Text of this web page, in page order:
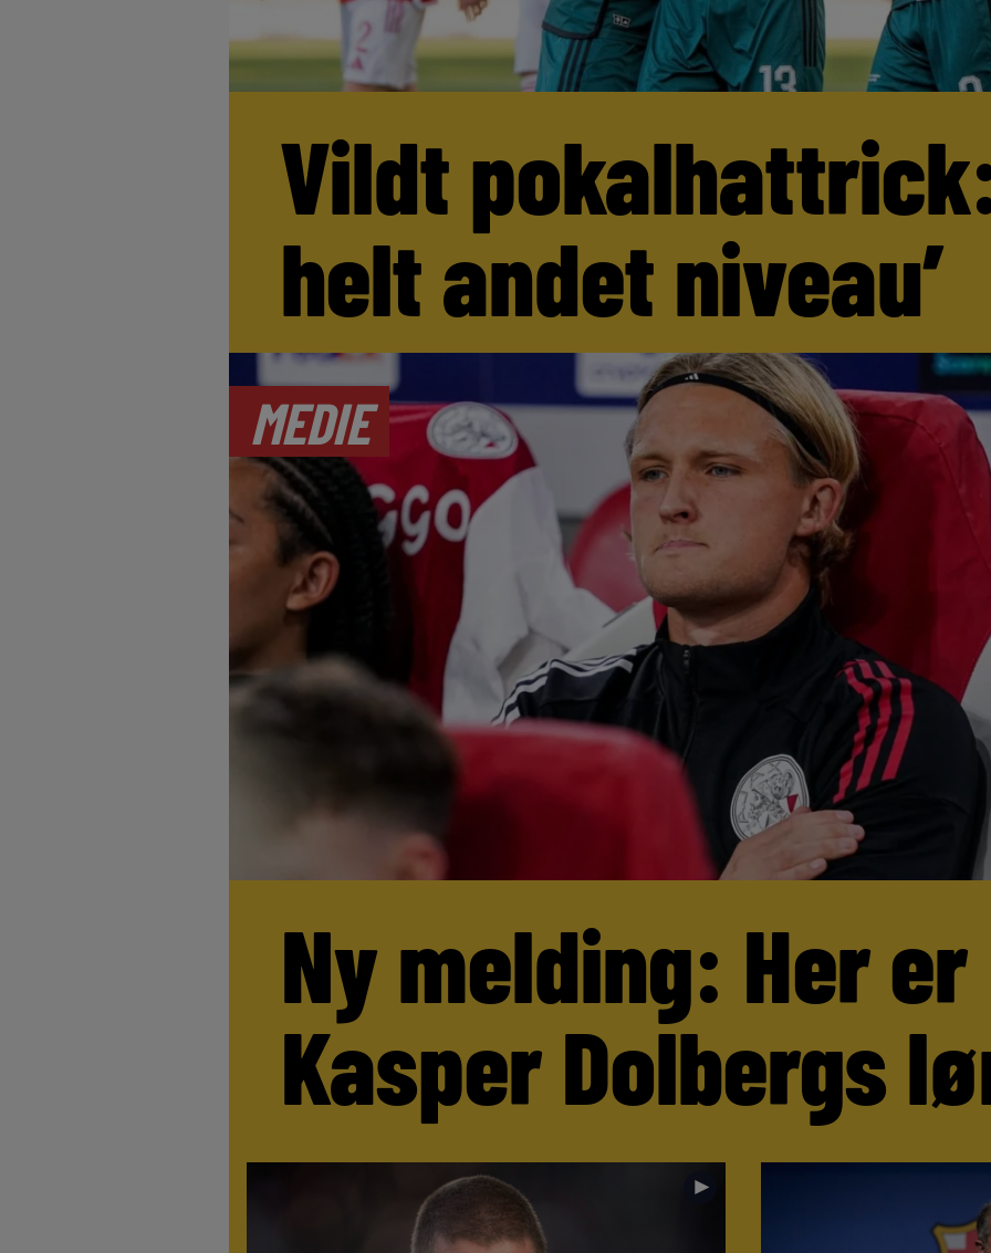
Vildt
helt andet niveau’
MEDIE
Ny melding: Her er
Kasper Dolbergs
►